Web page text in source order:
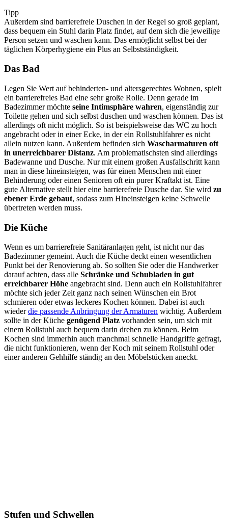
Tipp
Außerdem sind barrierefreie Duschen in der Regel so groß geplant,
dass bequem ein Stuhl darin Platz findet, auf dem sich die jeweilige
Person setzen und waschen kann. Das ermöglicht selbst bei der
täglichen Körperhygiene ein Plus an Selbstständigkeit.
Das Bad
Legen Sie Wert auf behinderten- und altersgerechtes Wohnen, spielt
ein barrierefreies Bad eine sehr große Rolle. Denn gerade im
Badezimmer möchte seine Intimsphäre wahren, eigenständig zur
Toilette gehen und sich selbst duschen und waschen können. Das ist
allerdings oft nicht möglich. So ist beispielsweise das WC zu hoch
angebracht oder in einer Ecke, in der ein Rollstuhlfahrer es nicht
allein nutzen kann. Außerdem befinden sich Wascharmaturen oft
in unerreichbarer Distanz. Am problematischsten sind allerdings
Badewanne und Dusche. Nur mit einem großen Ausfallschritt kann
man in diese hineinsteigen, was für einen Menschen mit einer
Behinderung oder einen Senioren oft ein purer Kraftakt ist. Eine
gute Alternative stellt hier eine barrierefreie Dusche dar. Sie wird zu
ebener Erde gebaut, sodass zum Hineinsteigen keine Schwelle
übertreten werden muss.
Die Küche
Wenn es um barrierefreie Sanitäranlagen geht, ist nicht nur das
Badezimmer gemeint. Auch die Küche deckt einen wesentlichen
Punkt bei der Renovierung ab. So sollten Sie oder die Handwerker
darauf achten, dass alle Schränke und Schubladen in gut
erreichbarer Höhe angebracht sind. Denn auch ein Rollstuhlfahrer
möchte sich jeder Zeit ganz nach seinen Wünschen ein Brot
schmieren oder etwas leckeres Kochen können. Dabei ist auch
wiederdie passende Anbringung der Armaturen wichtig. Außerdem
sollte in der Küche genügend Platz vorhanden sein, um sich mit
einem Rollstuhl auch bequem darin drehen zu können. Beim
Kochen sind immerhin auch manchmal schnelle Handgriffe gefragt,
die nicht funktionieren, wenn der Koch mit seinem Rollstuhl oder
einer anderen Gehhilfe ständig an den Möbelstücken aneckt.
Stufen und Schwellen